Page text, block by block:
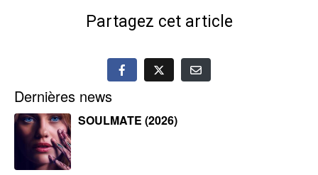
Partagez cet article
Dernières news
SOULMATE (2026)